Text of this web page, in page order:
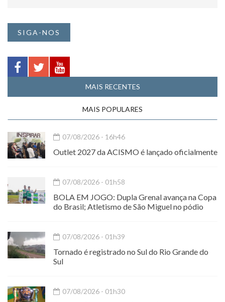
SIGA-NOS
MAIS RECENTES
MAIS POPULARES
07/08/2026 - 16h46
Outlet 2027 da ACISMO é lançado oficialmente
07/08/2026 - 01h58
BOLA EM JOGO: Dupla Grenal avança na Copa
do Brasil; Atletismo de São Miguel no pódio
07/08/2026 - 01h39
Tornado é registrado no Sul do Rio Grande do
Sul
07/08/2026 - 01h30